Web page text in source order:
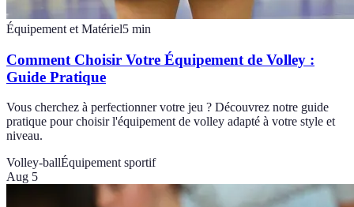
Équipement et Matériel5 min
Comment Choisir Votre Équipement de Volley :
Guide Pratique
Vous cherchez à perfectionner votre jeu ? Découvrez notre guide
pratique pour choisir l'équipement de volley adapté à votre style et
niveau.
Volley-ballÉquipement sportif
Aug 5